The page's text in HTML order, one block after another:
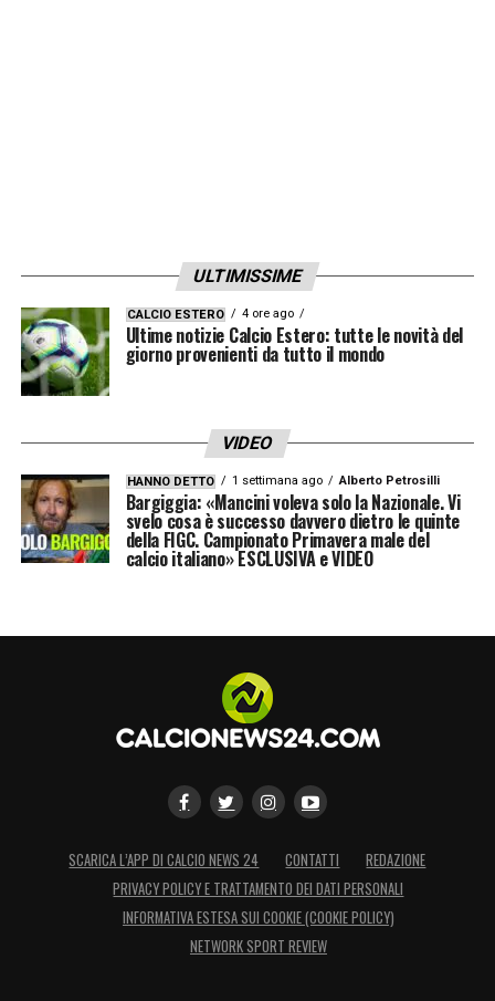
ULTIMISSIME
CALCIO ESTERO 4 ore ago
Ultime notizie Calcio Estero: tutte le novità del
giorno provenienti da tutto il mondo
VIDEO
HANNO DETTO 1 settimana ago Alberto Petrosilli
Bargiggia: «Mancini voleva solo la Nazionale. Vi
svelo cosa è successo davvero dietro le quinte
della FIGC. Campionato Primavera male del
calcio italiano» ESCLUSIVA e VIDEO
SCARICA L’APP DI CALCIO NEWS 24 CONTATTI
REDAZIONE
PRIVACY POLICY E TRATTAMENTO DEI DATI PERSONALI
INFORMATIVA ESTESA SUI COOKIE (COOKIE POLICY)
NETWORK SPORT REVIEW